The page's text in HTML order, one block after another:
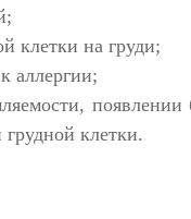
клетки на груди;
аллергии;
клетки.